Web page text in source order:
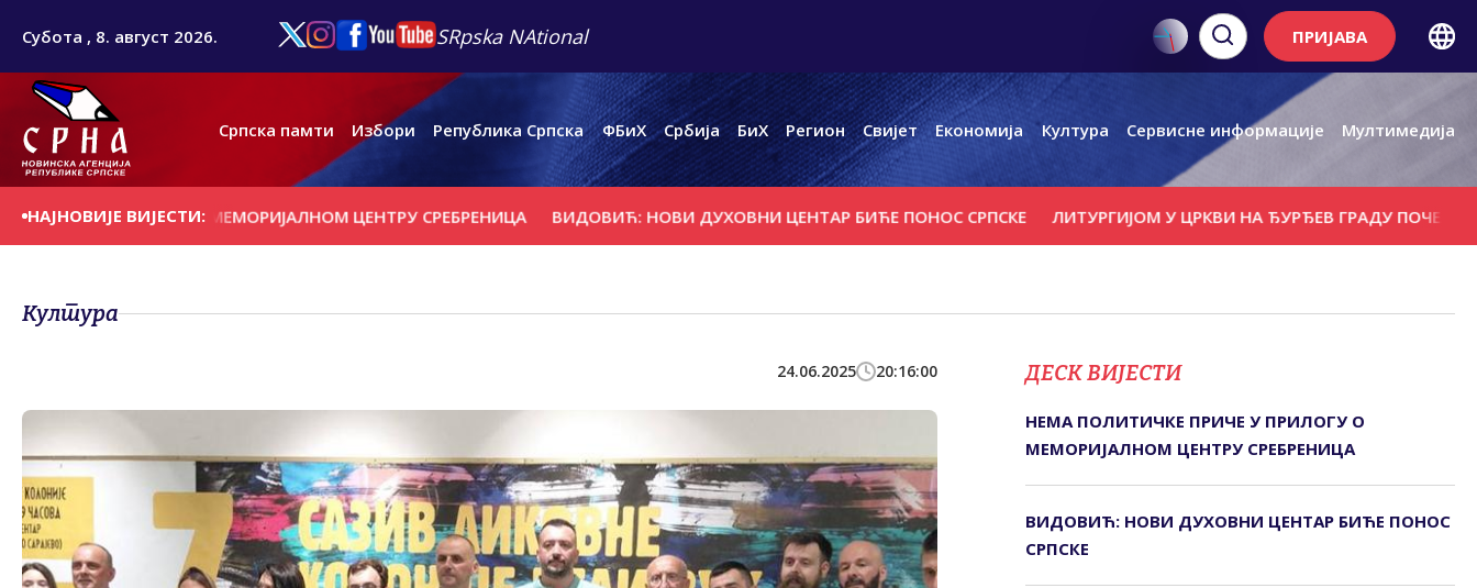
Субота , 8. август 2026. SRpska NAtional ПРИЈАВА
Српска памти Избори Република Српска ФБиХ Србија БиХ Регион Свијет Економија Култура Сервисне информације Мултимедија
НАЈНОВИЈЕ ВИЈЕСТИ:
У ПРИЛОГУ О МЕМОРИЈАЛНОМ ЦЕНТРУ СРЕБРЕНИЦА ВИДОВИЋ: НОВИ ДУХОВНИ ЦЕНТАР БИЋЕ ПОНОС СРПСКЕ ЛИТУРГИЈОМ У ЦРКВИ НА ЂУРЂЕВ ГРАДУ ПОЧЕЛО
Култура
24.06.2025 20:16:00 ДЕСК ВИЈЕСТИ
НЕМА ПОЛИТИЧКЕ ПРИЧЕ У ПРИЛОГУ О
МЕМОРИЈАЛНОМ ЦЕНТРУ СРЕБРЕНИЦА
ВИДОВИЋ: НОВИ ДУХОВНИ ЦЕНТАР БИЋЕ ПОНОС
СРПСКЕ